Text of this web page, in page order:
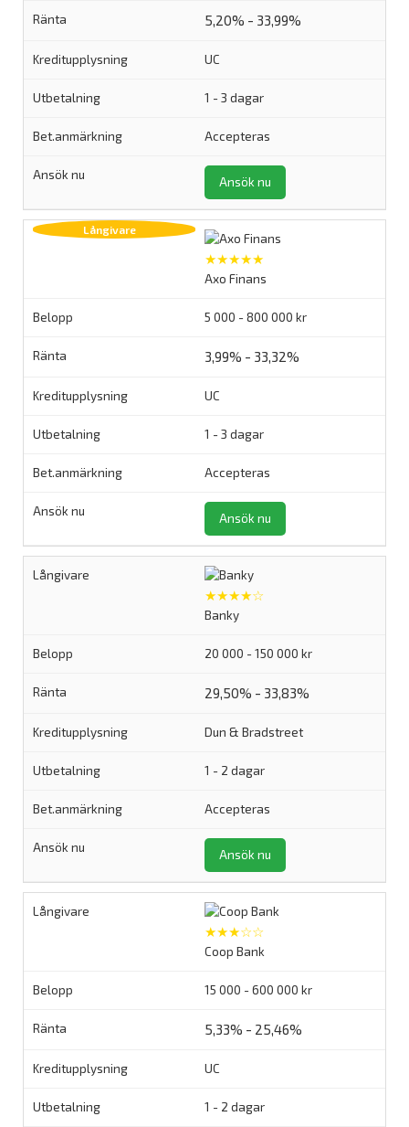
5,20% - 33,99%
UC
1 - 3 dagar
Accepteras
Ansök nu
★★★★★
Axo Finans
5 000 - 800 000 kr
3,99% - 33,32%
UC
1 - 3 dagar
Accepteras
Ansök nu
★★★★☆
Banky
20 000 - 150 000 kr
29,50% - 33,83%
Dun & Bradstreet
1 - 2 dagar
Accepteras
Ansök nu
★★★☆☆
Coop Bank
15 000 - 600 000 kr
5,33% - 25,46%
UC
1 - 2 dagar